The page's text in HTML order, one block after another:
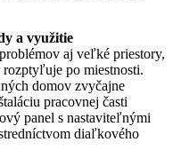
a využitie
aj veľké priestory,
rozptyľuje po miestnosti.
domov zvyčajne
pracovnej časti
panel s nastaviteľnými
diaľkového